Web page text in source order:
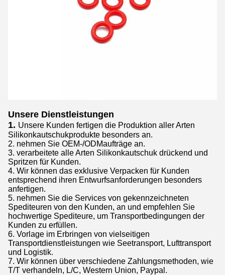
Unsere Dienstleistungen
1. Unsere Kunden fertigen die Produktion aller Arten
Silikonkautschukprodukte besonders an.
2. nehmen Sie OEM-/ODMaufträge an.
3. verarbeitete alle Arten Silikonkautschuk drückend und
Spritzen für Kunden.
4. Wir können das exklusive Verpacken für Kunden
entsprechend ihren Entwurfsanforderungen besonders
anfertigen.
5. nehmen Sie die Services von gekennzeichneten
Spediteuren von den Kunden, an und empfehlen Sie
hochwertige Spediteure, um Transportbedingungen der
Kunden zu erfüllen.
6. Vorlage im Erbringen von vielseitigen
Transportdienstleistungen wie Seetransport, Lufttransport
und Logistik.
7. Wir können über verschiedene Zahlungsmethoden, wie
T/T verhandeln, L/C, Western Union, Paypal.